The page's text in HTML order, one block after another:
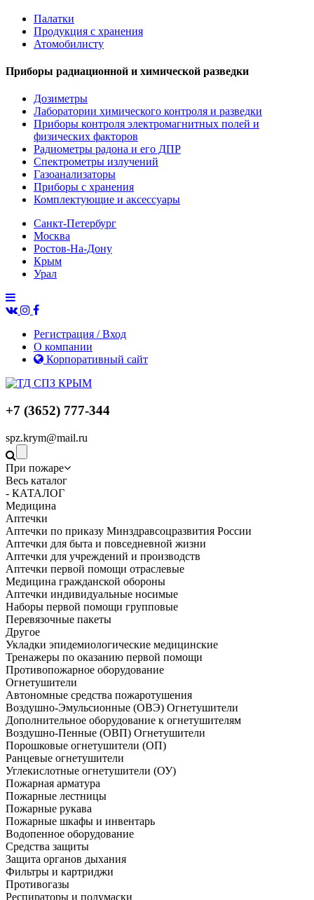
Палатки
Продукция с хранения
Атомобилисту
Приборы радиационной и химической разведки
Дозиметры
Лаборатории химического контроля и разведки
Приборы контроля электромагнитных полей и
физических факторов
Радиометры радона и его ДПР
Спектрометры излучений
Газоанализаторы
Приборы с хранения
Комплектующие и аксессуары
Санкт-Петербург
Москва
Ростов-На-Дону
Крым
Урал
Регистрация / Вход
О компании
Корпоративный сайт
+7 (3652) 777-344
spz.krym@mail.ru
При пожаре
Весь каталог
- КАТАЛОГ
Медицина
Аптечки
Аптечки по приказу Минздравсоцразвития России
Аптечки для быта и повседневной жизни
Аптечки для учреждений и производств
Аптечки первой помощи отраслевые
Медицина гражданской обороны
Аптечки индивидуальные носимые
Наборы первой помощи групповые
Перевязочные пакеты
Другое
Укладки эпидемиологические медицинские
Тренажеры по оказанию первой помощи
Противопожарное оборудование
Огнетушители
Автономные средства пожаротушения
Воздушно-Эмульсионные (ОВЭ) Огнетушители
Дополнительное оборудование к огнетушителям
Воздушно-Пенные (ОВП) Огнетушители
Порошковые огнетушители (ОП)
Ранцевые огнетушители
Углекислотные огнетушители (ОУ)
Пожарная арматура
Пожарные лестницы
Пожарные рукава
Пожарные шкафы и инвентарь
Водопенное оборудование
Средства защиты
Защита органов дыхания
Фильтры и картриджи
Противогазы
Респираторы и полумаски